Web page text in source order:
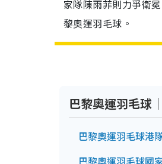
家隊陳雨菲則力爭衛
黎奧運羽毛球。
巴黎奧運羽毛球
巴黎奧運羽毛球港
巴黎奧運羽毛球國